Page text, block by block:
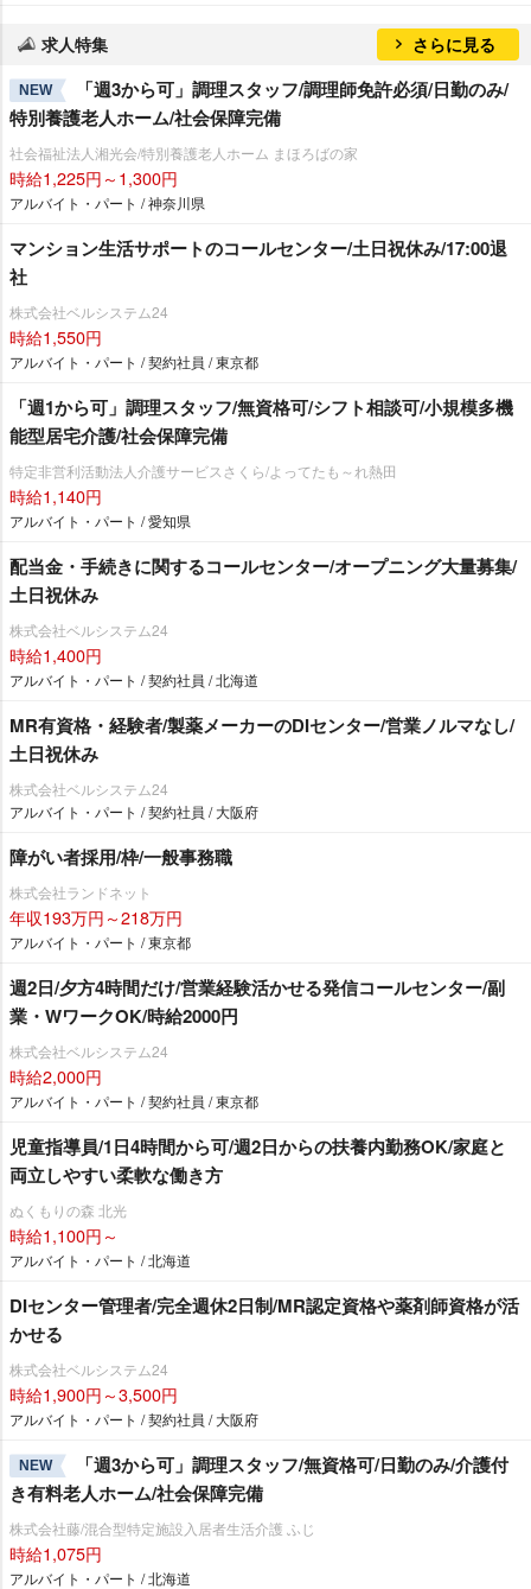
求人特集 さらに見る
NEW
「週3から可」調理スタッフ/調理師免許必須/日勤のみ/
特別養護老人ホーム/社会保障完備
社会福祉法人湘光会/特別養護老人ホーム まほろばの家
時給1,225円～1,300円
アルバイト・パート / 神奈川県
マンション生活サポートのコールセンター/土日祝休み/17:00退
社
株式会社ベルシステム24
時給1,550円
アルバイト・パート / 契約社員 / 東京都
「週1から可」調理スタッフ/無資格可/シフト相談可/小規模多機
能型居宅介護/社会保障完備
特定非営利活動法人介護サービスさくら/よってたも～れ熱田
時給1,140円
アルバイト・パート / 愛知県
配当金・手続きに関するコールセンター/オープニング大量募集/
土日祝休み
株式会社ベルシステム24
時給1,400円
アルバイト・パート / 契約社員 / 北海道
MR有資格・経験者/製薬メーカーのDIセンター/営業ノルマなし/
土日祝休み
株式会社ベルシステム24
アルバイト・パート / 契約社員 / 大阪府
障がい者採用/枠/一般事務職
株式会社ランドネット
年収193万円～218万円
アルバイト・パート / 東京都
週2日/夕方4時間だけ/営業経験活かせる発信コールセンター/副
業・WワークOK/時給2000円
株式会社ベルシステム24
時給2,000円
アルバイト・パート / 契約社員 / 東京都
児童指導員/1日4時間から可/週2日からの扶養内勤務OK/家庭と
両立しやすい柔軟な働き方
ぬくもりの森 北光
時給1,100円～
アルバイト・パート / 北海道
DIセンター管理者/完全週休2日制/MR認定資格や薬剤師資格が活
かせる
株式会社ベルシステム24
時給1,900円～3,500円
アルバイト・パート / 契約社員 / 大阪府
NEW
「週3から可」調理スタッフ/無資格可/日勤のみ/介護付
き有料老人ホーム/社会保障完備
株式会社藤/混合型特定施設入居者生活介護 ふじ
時給1,075円
アルバイト・パート / 北海道